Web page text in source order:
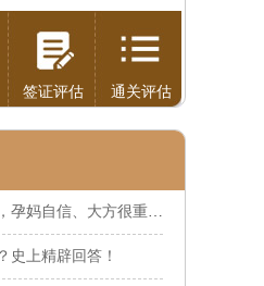
签证评估 通关评估
妈自信、大方很重要！
史上精辟回答！